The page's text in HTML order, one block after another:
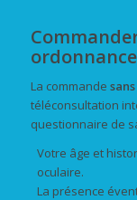
La commande
téléconsultation
questionnaire de
Votre âge et
oculaire.
La présence